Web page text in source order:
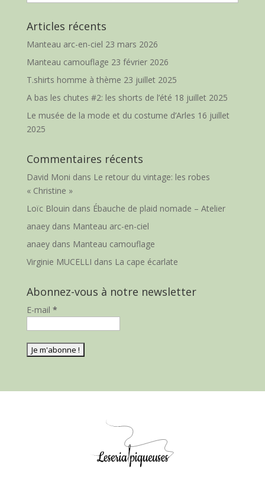
Articles récents
Manteau arc-en-ciel 23 mars 2026
Manteau camouflage 23 février 2026
T.shirts homme à thème 23 juillet 2025
A bas les chutes #2: les shorts de l’été 18 juillet 2025
Le musée de la mode et du costume d’Arles 16 juillet
2025
Commentaires récents
David Moni dans Le retour du vintage: les robes
« Christine »
Loïc Blouin dans Ébauche de plaid nomade – Atelier
anaeydans Manteau arc-en-ciel
anaeydans Manteau camouflage
Virginie MUCELLI dans La cape écarlate
Abonnez-vous à notre newsletter
E-mail *